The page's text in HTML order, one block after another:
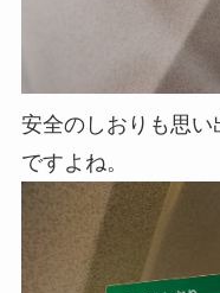
安全のしおりも思
ですよね。